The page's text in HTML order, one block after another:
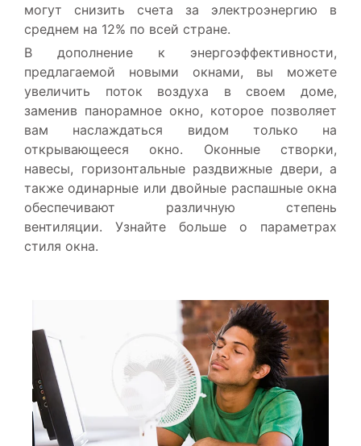
могут снизить счета за электроэнергию в
среднем на 12% по всей стране.
В дополнение к энергоэффективности,
предлагаемой новыми окнами, вы можете
увеличить поток воздуха в своем доме,
заменив панорамное окно, которое позволяет
вам наслаждаться видом только на
открывающееся окно. Оконные створки,
навесы, горизонтальные раздвижные двери, а
также одинарные или двойные распашные окна
обеспечивают различную степень
вентиляции. Узнайте больше о параметрах
стиля окна.